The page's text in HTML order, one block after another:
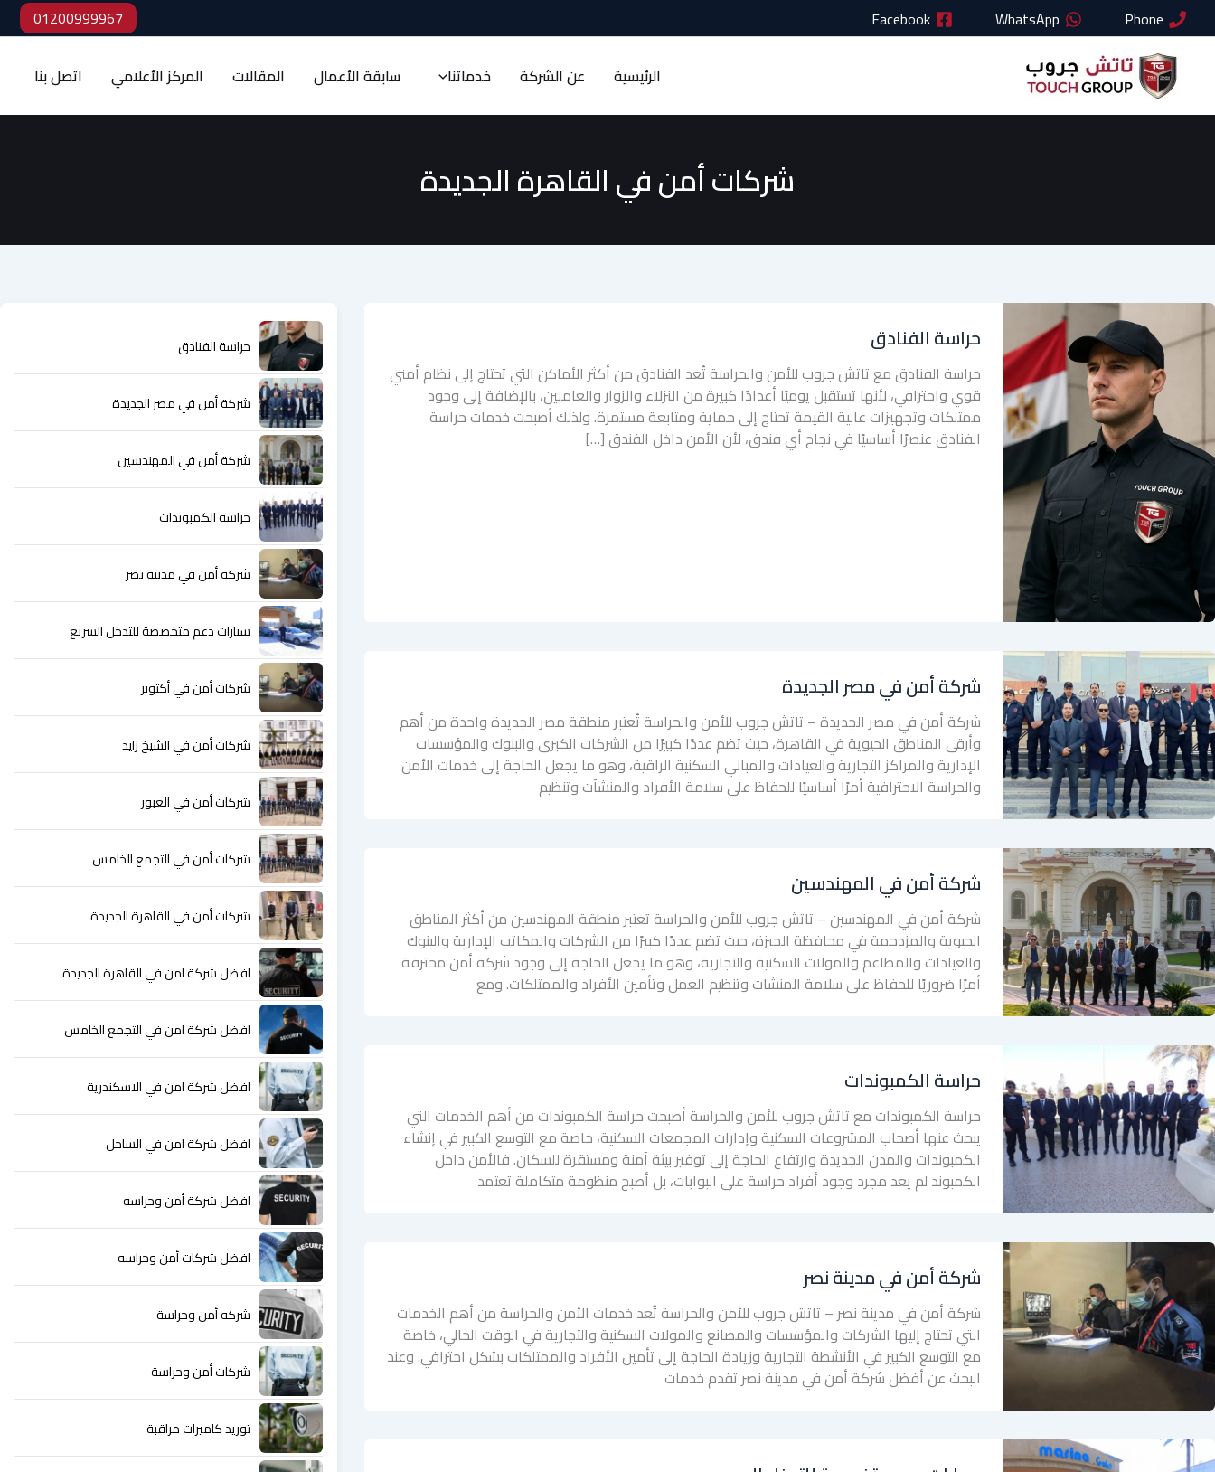
تخطي
إلى
المحتوى
Phone
WhatsApp
Facebook
01200999967
الرئيسية عن الشركة خدماتنا سابقة الأعمال المقالات المركز الأعلامي اتصل بنا
شركات أمن في القاهرة الجديدة
حراسة الفنادق
حراسة الفنادق مع تاتش جروب للأمن والحراسة تُعد الفنادق من أكثر الأماكن التي تحتاج إلى نظام أمني
قوي واحترافي، لأنها تستقبل يوميًا أعدادًا كبيرة من النزلاء والزوار والعاملين، بالإضافة إلى وجود
ممتلكات وتجهيزات عالية القيمة تحتاج إلى حماية ومتابعة مستمرة. ولذلك أصبحت خدمات حراسة
الفنادق عنصرًا أساسيًا في نجاح أي فندق، لأن الأمن داخل الفندق […]
شركة أمن في مصر الجديدة
شركة أمن في مصر الجديدة – تاتش جروب للأمن والحراسة تُعتبر منطقة مصر الجديدة واحدة من أهم
وأرقى المناطق الحيوية في القاهرة، حيث تضم عددًا كبيرًا من الشركات الكبرى والبنوك والمؤسسات
الإدارية والمراكز التجارية والعيادات والمباني السكنية الراقية، وهو ما يجعل الحاجة إلى خدمات الأمن
والحراسة الاحترافية أمرًا أساسيًا للحفاظ على سلامة الأفراد والمنشآت وتنظيم
شركة أمن في المهندسين
شركة أمن في المهندسين – تاتش جروب للأمن والحراسة تعتبر منطقة المهندسين من أكثر المناطق
الحيوية والمزدحمة في محافظة الجيزة، حيث تضم عددًا كبيرًا من الشركات والمكاتب الإدارية والبنوك
والعيادات والمطاعم والمولات السكنية والتجارية، وهو ما يجعل الحاجة إلى وجود شركة أمن محترفة
أمرًا ضروريًا للحفاظ على سلامة المنشآت وتنظيم العمل وتأمين الأفراد والممتلكات. ومع
حراسة الكمبوندات
حراسة الكمبوندات مع تاتش جروب للأمن والحراسة أصبحت حراسة الكمبوندات من أهم الخدمات التي
يبحث عنها أصحاب المشروعات السكنية وإدارات المجمعات السكنية، خاصة مع التوسع الكبير في إنشاء
الكمبوندات والمدن الجديدة وارتفاع الحاجة إلى توفير بيئة آمنة ومستقرة للسكان. فالأمن داخل
الكمبوند لم يعد مجرد وجود أفراد حراسة على البوابات، بل أصبح منظومة متكاملة تعتمد
شركة أمن في مدينة نصر
شركة أمن في مدينة نصر – تاتش جروب للأمن والحراسة تُعد خدمات الأمن والحراسة من أهم الخدمات
التي تحتاج إليها الشركات والمؤسسات والمصانع والمولات السكنية والتجارية في الوقت الحالي، خاصة
مع التوسع الكبير في الأنشطة التجارية وزيادة الحاجة إلى تأمين الأفراد والممتلكات بشكل احترافي. وعند
البحث عن أفضل شركة أمن في مدينة نصر تقدم خدمات
حراسة الفنادق
شركة أمن في مصر الجديدة
شركة أمن في المهندسين
حراسة الكمبوندات
شركة أمن في مدينة نصر
سيارات دعم متخصصة للتدخل السريع
شركات أمن في أكتوبر
شركات أمن في الشيخ زايد
شركات أمن في العبور
شركات أمن في التجمع الخامس
شركات أمن في القاهرة الجديدة
افضل شركة امن في القاهرة الجديدة
افضل شركة امن في التجمع الخامس
افضل شركة امن في الاسكندرية
افضل شركة امن في الساحل
افضل شركة أمن وحراسه
افضل شركات أمن وحراسه
شركه أمن وحراسة
شركات أمن وحراسة
توريد كاميرات مراقبة